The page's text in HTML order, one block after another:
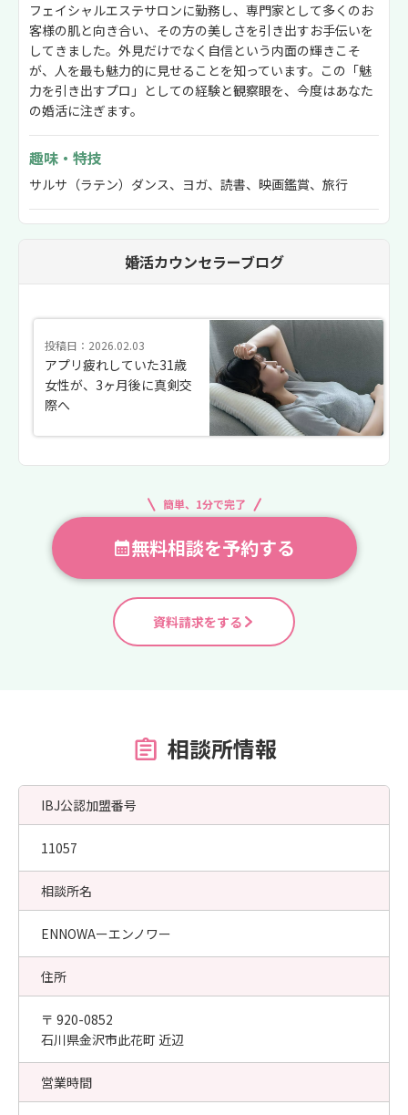
フェイシャルエステサロンに勤務し、専門家として多くのお
客様の肌と向き合い、その方の美しさを引き出すお手伝いを
してきました。外見だけでなく自信という内面の輝きこそ
が、人を最も魅力的に見せることを知っています。この「魅
力を引き出すプロ」としての経験と観察眼を、今度はあなた
の婚活に注ぎます。
趣味・特技
サルサ（ラテン）ダンス、ヨガ、読書、映画鑑賞、旅行
婚活カウンセラーブログ
投稿日：2026.02.03
アプリ疲れしていた31歳
女性が、3ヶ月後に真剣交
際へ
簡単、1分で完了
無料相談を予約する
資料請求をする
相談所情報
IBJ公認加盟番号
11057
相談所名
ENNOWAーエンノワー
住所
〒 920-0852
石川県金沢市此花町 近辺
営業時間